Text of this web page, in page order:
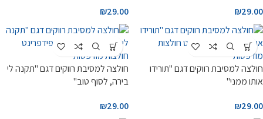
₪29.00
₪29.00
חולצה למסיבת רווקים דגם "תורידו
אותו ממני"
₪29.00
חולצה למסיבת רווקים דגם "תקנה לי
בירה, לסוף טוב"
₪29.00